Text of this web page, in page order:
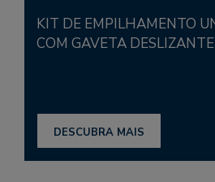
KIT DE EMPILHAMENTO UNIVERSAL
COM GAVETA DESLIZANTE
DESCUBRA MAIS